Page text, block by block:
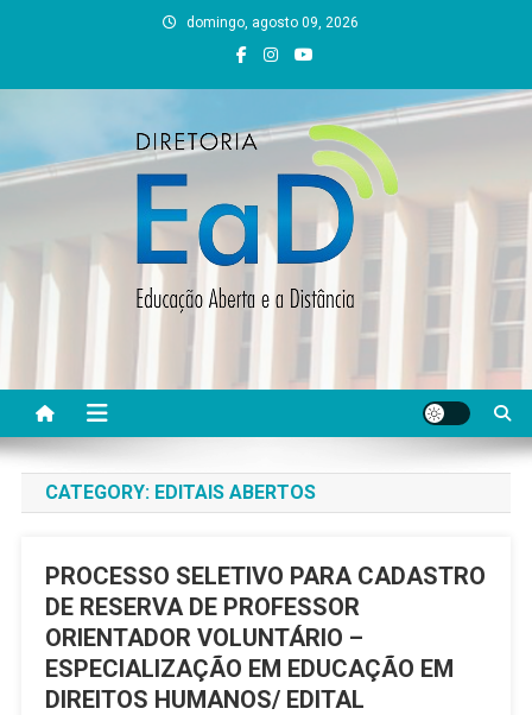
domingo, agosto 09, 2026
DEAD UFVJM
CATEGORY: EDITAIS ABERTOS
PROCESSO SELETIVO PARA CADASTRO
DE RESERVA DE PROFESSOR
ORIENTADOR VOLUNTÁRIO –
ESPECIALIZAÇÃO EM EDUCAÇÃO EM
DIREITOS HUMANOS/ EDITAL